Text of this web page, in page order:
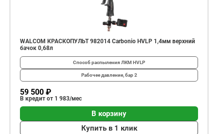
WALCOM КРАСКОПУЛЬТ 982014 Carbonio HVLP 1,4мм верхний
бачок 0,68л
Способ распыления ЛКМ НVLP
Рабочее давление, бар2
59 500 ₽
В кредит от 1 983/мес
В корзину
Купить в 1 клик